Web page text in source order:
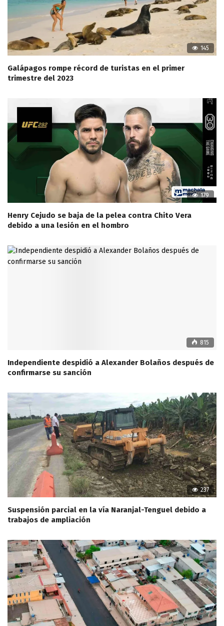
145
Galápagos rompe récord de turistas en el primer
trimestre del 2023
179
Henry Cejudo se baja de la pelea contra Chito Vera
debido a una lesión en el hombro
815
Independiente despidió a Alexander Bolaños después de
confirmarse su sanción
237
Suspensión parcial en la vía Naranjal-Tenguel debido a
trabajos de ampliación